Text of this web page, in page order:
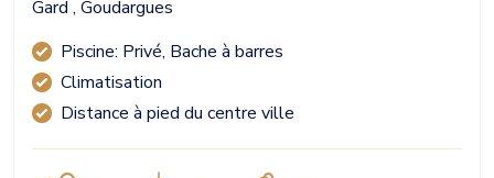
Gard , Goudargues
Piscine: Privé, Bache à barres
Climatisation
Distance à pied du centre ville